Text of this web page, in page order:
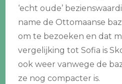
‘echt oude’
name de Ottomaanse
om te bezoeken en dat
vergelijking tot Sofia is
ook weer vanwege de
ze nog compacter is.